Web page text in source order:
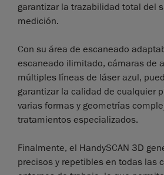
garantizar la trazabilidad total del
medición.
Con su área de escaneado
escaneado ilimitado, cámaras de
múltiples líneas de láser azul,
garantizar la calidad de cualquier
varias formas y geometrías
tratamientos especializados.
Finalmente, el HandySCAN 3D
precisos y repetibles en todas las